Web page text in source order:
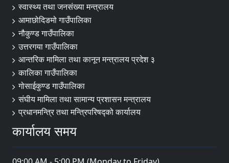
स्वास्थ्य तथा जनसंख्या मन्त्रालय
आमाछोदिङमो गाउँपालिका
नौकुण्ड गाउँपालिका
उत्तरगया गाउँपालिका
आन्तरिक मामिला तथा कानून मन्त्रालय प्रदेश ३
कालिका गाउँपालिका
गोसाईकुण्ड गाउँपालिका
संघीय मामिला तथा सामान्य प्रशासन मन्त्रालय
प्रधानमन्त्रि तथा मन्त्रिपरिषद्को कार्यालय
कार्यालय समय